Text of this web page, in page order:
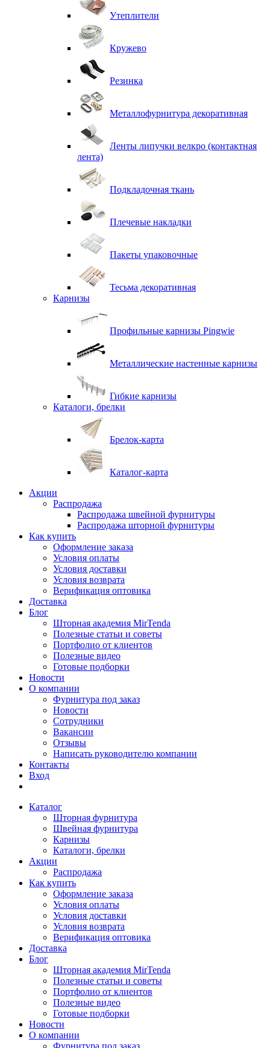
Утеплители
Кружево
Резинка
Металлофурнитура декоративная
Ленты липучки велкро (контактная
лента)
Подкладочная ткань
Плечевые накладки
Пакеты упаковочные
Тесьма декоративная
Карнизы
Профильные карнизы Pingwie
Металлические настенные карнизы
Гибкие карнизы
Каталоги, брелки
Брелок-карта
Каталог-карта
Акции
Распродажа
Распродажа швейной фурнитуры
Распродажа шторной фурнитуры
Как купить
Оформление заказа
Условия оплаты
Условия доставки
Условия возврата
Верификация оптовика
Доставка
Блог
Шторная академия MirTenda
Полезные статьи и советы
Портфолио от клиентов
Полезные видео
Готовые подборки
Новости
О компании
Фурнитура под заказ
Новости
Сотрудники
Вакансии
Отзывы
Написать руководителю компании
Контакты
Вход
Каталог
Шторная фурнитура
Швейная фурнитура
Карнизы
Каталоги, брелки
Акции
Распродажа
Как купить
Оформление заказа
Условия оплаты
Условия доставки
Условия возврата
Верификация оптовика
Доставка
Блог
Шторная академия MirTenda
Полезные статьи и советы
Портфолио от клиентов
Полезные видео
Готовые подборки
Новости
О компании
Фурнитура под заказ